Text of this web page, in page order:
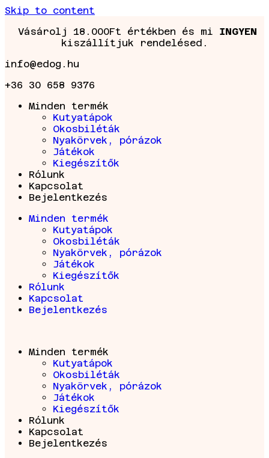
Skip to content
Vásárolj 18.000Ft értékben és mi INGYEN
kiszállítjuk rendelésed.
info@edog.hu
+36 30 658 9376
Minden termék
Kutyatápok
Okosbiléták
Nyakörvek, pórázok
Játékok
Kiegészítők
Rólunk
Kapcsolat
Bejelentkezés
Minden termék
Kutyatápok
Okosbiléták
Nyakörvek, pórázok
Játékok
Kiegészítők
Rólunk
Kapcsolat
Bejelentkezés
Minden termék
Kutyatápok
Okosbiléták
Nyakörvek, pórázok
Játékok
Kiegészítők
Rólunk
Kapcsolat
Bejelentkezés